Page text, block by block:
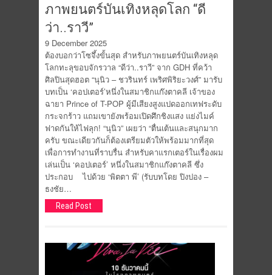
ภาพยนตร์บันเทิงหลุดโลก “ดี
ว่า..ราวี”
9 December 2025
ต้องบอกว่าโซจึ้งขั้นสุด สำหรับภาพยนตร์บันเทิงหลุด
โลกทะลุขอบจักรวาล “ดีว่า..ราวี” จาก GDH ที่คว้า
ศิลปินสุดฮอต “นุนิว – ชวรินทร์ เพริศพิริยะวงศ์” มารับ
บทเป็น ‘คอปเตอร์’หนึ่งในสมาชิกแก๊งตาคลี เจ้าของ
ฉายา Prince of T-POP ผู้มีเสียงสูงแปดออกเทฟระดับ
กระจกร้าว แถมเขายังพร้อมเปิดศึกชิงแสง แย่งไมค์
ฟาดกันให้ไฟลุก! “นุนิว” เผยว่า “ตื่นเต้นและสนุกมาก
ครับ ขณะเดียวกันก็ต้องเตรียมตัวให้พร้อมมากที่สุด
เพื่อการทำงานที่ราบรื่น สำหรับคาแรกเตอร์ในเรื่องผม
เล่นเป็น ‘คอปเตอร์’ หนึ่งในสมาชิกแก๊งตาคลี ซึ่ง
ประกอบ ไปด้วย ‘พิตตา พี’ (รับบทโดย ปิงปอง –
ธงชัย…
Read Post